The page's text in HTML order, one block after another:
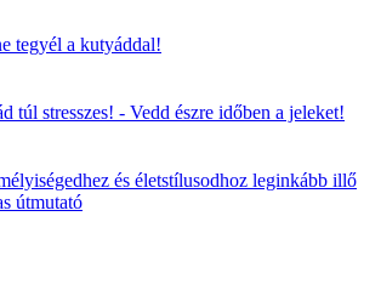
tegyél a kutyáddal!
túl stresszes! - Vedd észre időben a jeleket!
és életstílusodhoz leginkább illő
útmutató